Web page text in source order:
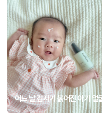
어느 날 갑자기 붉어진 아기 얼